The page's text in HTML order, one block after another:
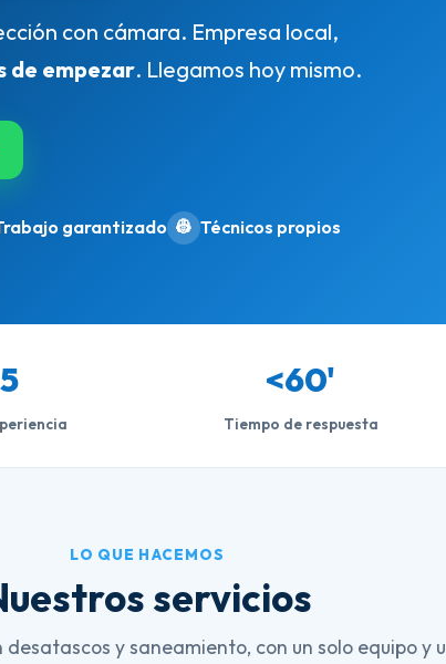
con cámara. Empresa local,
de empezar. Llegamos hoy mismo.
garantizado 👷 Técnicos propios
<60'
Tiempo de respuesta
LO QUE HACEMOS
servicios
y saneamiento, con un solo equipo y